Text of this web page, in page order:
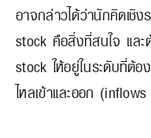
อาจกล่าวได้ว่านักคิดเชิ
stock คือสิ่งที่สนใจ แล
stock ให้อยู่ในระดับที่ต้
ไหลเข้าและออก